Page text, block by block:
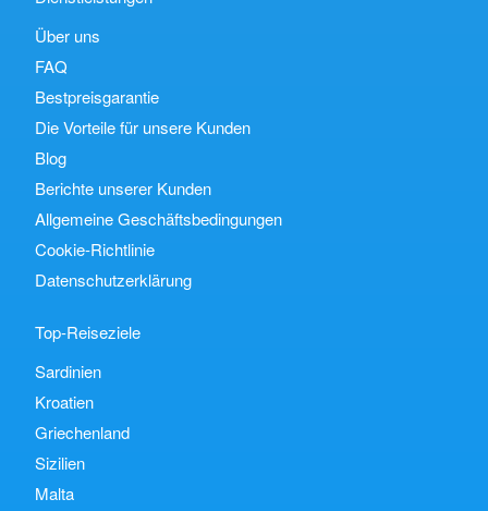
Über uns
FAQ
Bestpreisgarantie
Die Vorteile für unsere Kunden
Blog
Berichte unserer Kunden
Allgemeine Geschäftsbedingungen
Cookie-Richtlinie
Datenschutzerklärung
Top-Reiseziele
Sardinien
Kroatien
Griechenland
Sizilien
Malta